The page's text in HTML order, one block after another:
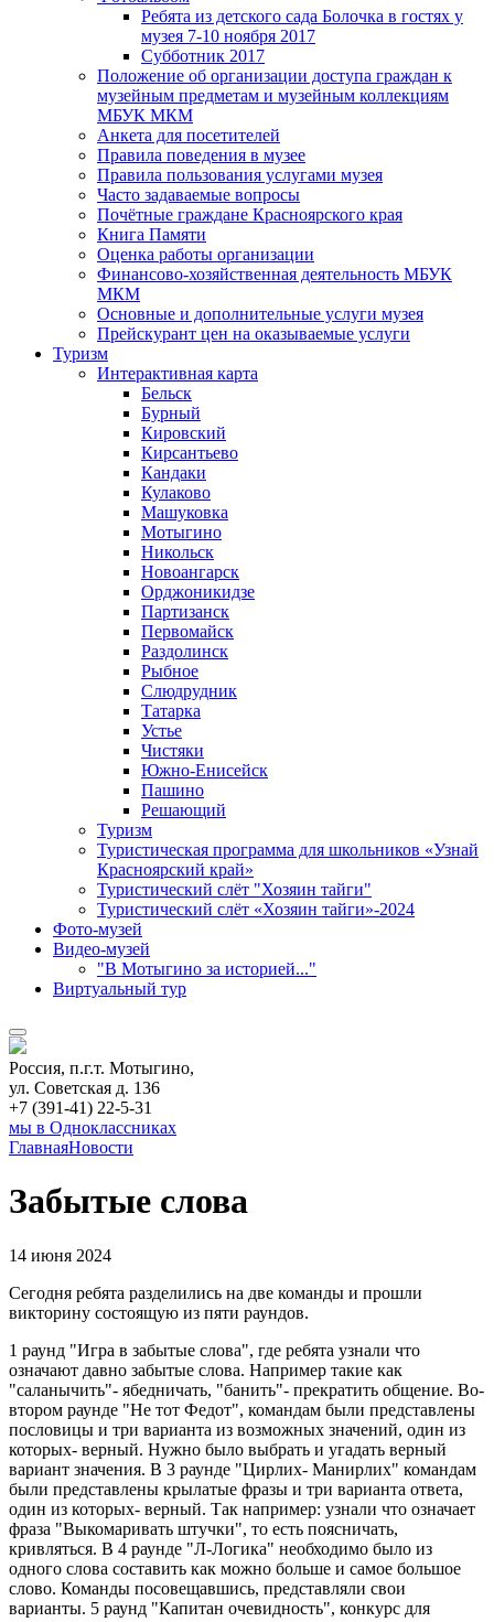
Ребята из детского сада Болочка в гостях у
музея 7-10 ноября 2017
Субботник 2017
Положение об организации доступа граждан к
музейным предметам и музейным коллекциям
МБУК МКМ
Анкета для посетителей
Правила поведения в музее
Правила пользования услугами музея
Часто задаваемые вопросы
Почётные граждане Красноярского края
Книга Памяти
Оценка работы организации
Финансово-хозяйственная деятельность МБУК
МКМ
Основные и дополнительные услуги музея
Прейскурант цен на оказываемые услуги
Туризм
Интерактивная карта
Бельск
Бурный
Кировский
Кирсантьево
Кандаки
Кулаково
Машуковка
Мотыгино
Никольск
Новоангарск
Орджоникидзе
Партизанск
Первомайск
Раздолинск
Рыбное
Слюдрудник
Татарка
Устье
Чистяки
Южно-Енисейск
Пашино
Решающий
Туризм
Туристическая программа для школьников «Узнай
Красноярский край»
Туристический слёт "Хозяин тайги"
Туристический слёт «Хозяин тайги»-2024
Фото-музей
Видео-музей
"В Мотыгино за историей..."
Виртуальный тур
Россия, п.г.т. Мотыгино,
ул. Советская д. 136
+7 (391-41) 22-5-31
мы в Одноклассниках
ГлавнаяНовости
Забытые слова
14 июня 2024
Сегодня ребята разделились на две команды и прошли
викторину состоящую из пяти раундов.
1 раунд "Игра в забытые слова", где ребята узнали что
означают давно забытые слова. Например такие как
"саланычить"- ябедничать, "банить"- прекратить общение. Во-
втором раунде "Не тот Федот", командам были представлены
пословицы и три варианта из возможных значений, один из
которых- верный. Нужно было выбрать и угадать верный
вариант значения. В 3 раунде "Цирлих- Манирлих" командам
были представлены крылатые фразы и три варианта ответа,
один из которых- верный. Так например: узнали что означает
фраза "Выкомаривать штучки", то есть поясничать,
кривляться. В 4 раунде "Л-Логика" необходимо было из
одного слова составить как можно больше и самое большое
слово. Команды посовещавшись, представляли свои
варианты. 5 раунд "Капитан очевидность", конкурс для